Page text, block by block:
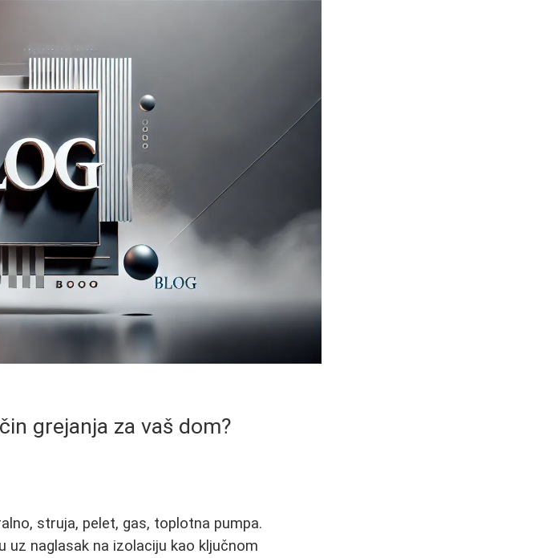
grejanja za vaš dom?
struja, pelet, gas, toplotna pumpa.
naglasak na izolaciju kao ključnom